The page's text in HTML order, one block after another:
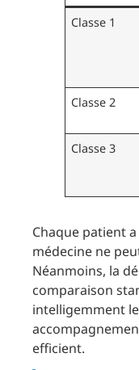
Classe 1
Classe 2
Classe 3
Chaque patient
médecine ne
Néanmoins, la
comparaison
intelligemment
efficient.